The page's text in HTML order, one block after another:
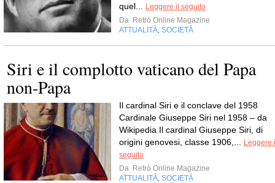
quel...
Leggere il seguito
Da Retrò Online Magazine
ATTUALITÀ SOCIETÀ
Siri e il complotto vaticano del Papa
non-Papa
Il cardinal Siri e il conclave del 1958
Cardinale Giuseppe Siri nel 1958 – da
Wikipedia Il cardinal Giuseppe Siri, di
origini genovesi, classe 1906,...
Leggere
seguito
Da Retrò Online Magazine
ATTUALITÀ SOCIETÀ